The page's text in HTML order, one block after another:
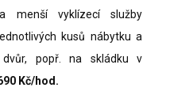
menší vyklízecí služby
kusů nábytku a
popř. na skládku v
Kč/hod.